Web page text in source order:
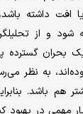
رشد یا افت
شود و از
بحران گسترده
به نظر
هم باشد.
مهمی در بهبود